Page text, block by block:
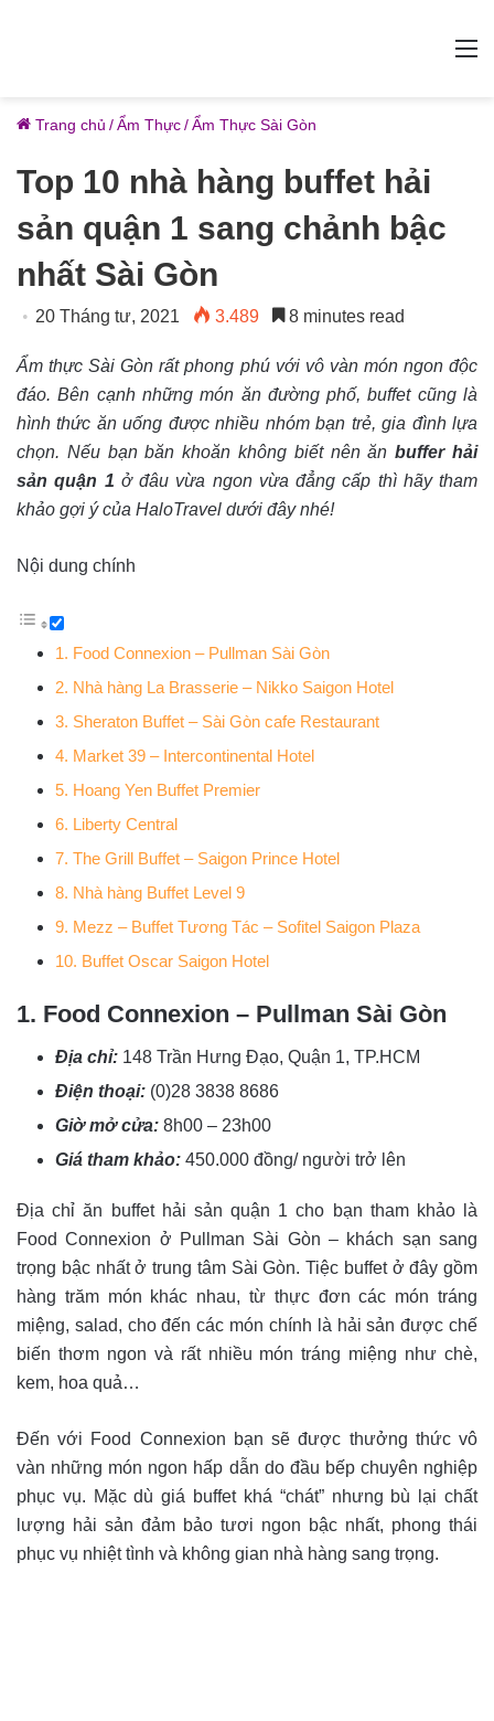
Trang chủ /Ẩm Thực/Ẩm Thực Sài Gòn
Top 10 nhà hàng buffet hải
sản quận 1 sang chảnh bậc
nhất Sài Gòn
20 Tháng tư, 2021 3.489 8 minutes read
Ẩm thực Sài Gòn rất phong phú với vô vàn món ngon độc
đáo. Bên cạnh những món ăn đường phố, buffet cũng là
hình thức ăn uống được nhiều nhóm bạn trẻ, gia đình lựa
chọn. Nếu bạn băn khoăn không biết nên ănbuffer hải
sản quận 1 ở đâu vừa ngon vừa đẳng cấp thì hãy tham
khảo gợi ý của HaloTravel dưới đây nhé!
Nội dung chính
1. Food Connexion – Pullman Sài Gòn
2. Nhà hàng La Brasserie – Nikko Saigon Hotel
3. Sheraton Buffet – Sài Gòn cafe Restaurant
4. Market 39 – Intercontinental Hotel
5. Hoang Yen Buffet Premier
6. Liberty Central
7. The Grill Buffet – Saigon Prince Hotel
8. Nhà hàng Buffet Level 9
9. Mezz – Buffet Tương Tác – Sofitel Saigon Plaza
10. Buffet Oscar Saigon Hotel
1. Food Connexion – Pullman Sài Gòn
Địa chỉ: 148 Trần Hưng Đạo, Quận 1, TP.HCM
Điện thoại: (0)28 3838 8686
Giờ mở cửa: 8h00 – 23h00
Giá tham khảo: 450.000 đồng/ người trở lên
Địa chỉ ăn buffet hải sản quận 1 cho bạn tham khảo là
Food Connexion ở Pullman Sài Gòn – khách sạn sang
trọng bậc nhất ở trung tâm Sài Gòn. Tiệc buffet ở đây gồm
hàng trăm món khác nhau, từ thực đơn các món tráng
miệng, salad, cho đến các món chính là hải sản được chế
biến thơm ngon và rất nhiều món tráng miệng như chè,
kem, hoa quả…
Đến với Food Connexion bạn sẽ được thưởng thức vô
vàn những món ngon hấp dẫn do đầu bếp chuyên nghiệp
phục vụ. Mặc dù giá buffet khá “chát” nhưng bù lại chất
lượng hải sản đảm bảo tươi ngon bậc nhất, phong thái
phục vụ nhiệt tình và không gian nhà hàng sang trọng.